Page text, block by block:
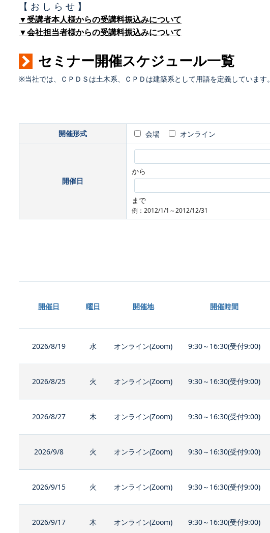
【 お し ら せ 】
▼受講者本人様からの受講料振込みについて
▼会社担当者様からの受講料振込みについて
セミナー開催スケジュール一覧
※当社では、ＣＰＤＳは土木系、ＣＰＤは建築系として用語を定義しています。
開催形式 会場 オンライン
開催日
から
まで
例：2012/1/1～2012/12/31
開催日 曜日 開催地 開催時間
2026/8/19 水 オンライン(Zoom) 9:30～16:30(受付9:00)
2026/8/25 火 オンライン(Zoom) 9:30～16:30(受付9:00)
2026/8/27 木 オンライン(Zoom) 9:30～16:30(受付9:00)
2026/9/8 火 オンライン(Zoom) 9:30～16:30(受付9:00)
2026/9/15 火 オンライン(Zoom) 9:30～16:30(受付9:00)
2026/9/17 木 オンライン(Zoom) 9:30～16:30(受付9:00)